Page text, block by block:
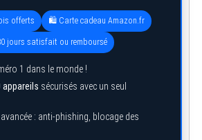
offerts 🛍️ Carte cadeau Amazon.fr
jours satisfait ou remboursé
1 dans le monde !
appareils sécurisés avec un seul
: anti-phishing, blocage des